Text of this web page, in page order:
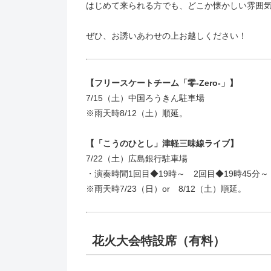
はじめて来られる方でも、どこか懐かしい雰囲
ぜひ、お誘いあわせの上お越しください！
【フリースケートチーム「零-Zero-」】
7/15（土）中国ろうきん駐車場
※雨天時8/12（土）順延。
【「こうのひとし」津軽三味線ライブ】
7/22（土）広島銀行駐車場
・演奏時間1回目◆19時～ 2回目◆19時45分～
※雨天時7/23（日）or 8/12（土）順延。
花火大会特設席（有料）